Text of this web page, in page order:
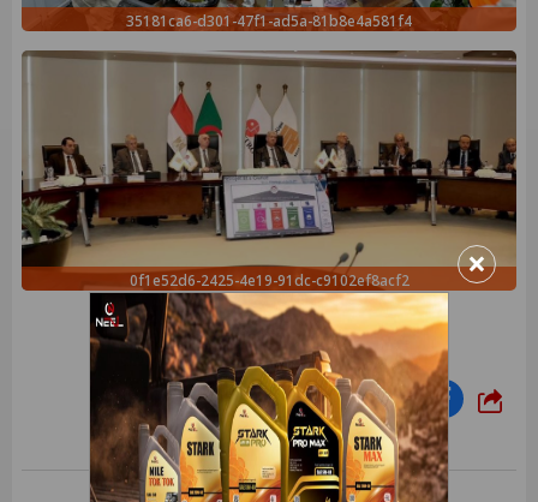
35181ca6-d301-47f1-ad5a-81b8e4a581f4
0f1e52d6-2425-4e19-91dc-c9102ef8acf2
شارك
×